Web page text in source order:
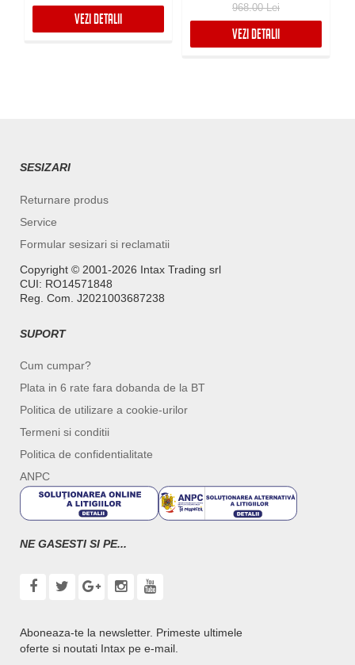
VEZI DETALII
968.00 Lei
VEZI DETALII
SESIZARI
Returnare produs
Service
Formular sesizari si reclamatii
Copyright ©️ 2001-2026 Intax Trading srl
CUI: RO14571848
Reg. Com. J2021003687238
SUPORT
Cum cumpar?
Plata in 6 rate fara dobanda de la BT
Politica de utilizare a cookie-urilor
Termeni si conditii
Politica de confidentialitate
ANPC
NE GASESTI SI PE...
Aboneaza-te la newsletter. Primeste ultimele
oferte si noutati Intax pe e-mail.